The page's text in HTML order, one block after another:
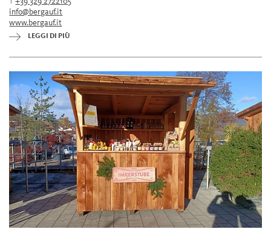
info@bergauf.it
www.bergauf.it
LEGGI DI PIÙ